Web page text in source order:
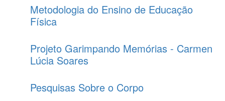
Metodologia do Ensino de Educação
Física
Projeto Garimpando Memórias - Carmen
Lúcia Soares
Pesquisas Sobre o Corpo